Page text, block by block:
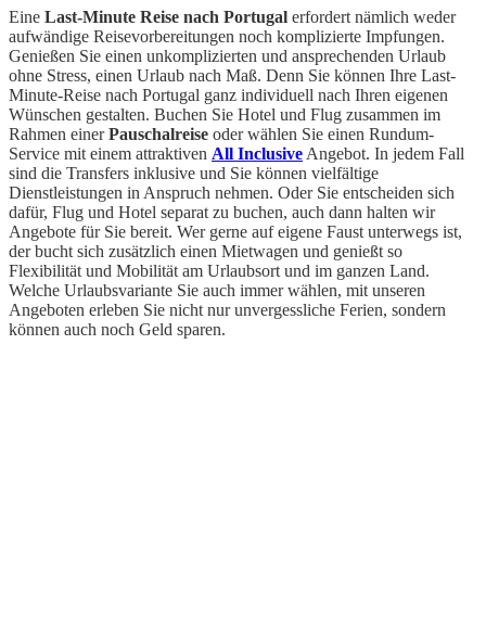
Eine Last-Minute Reise nach Portugal erfordert nämlich weder
aufwändige Reisevorbereitungen noch komplizierte Impfungen.
Genießen Sie einen unkomplizierten und ansprechenden Urlaub
ohne Stress, einen Urlaub nach Maß. Denn Sie können Ihre Last-
Minute-Reise nach Portugal ganz individuell nach Ihren eigenen
Wünschen gestalten. Buchen Sie Hotel und Flug zusammen im
Rahmen einerPauschalreise oder wählen Sie einen Rundum-
Service mit einem attraktiven All Inclusive Angebot. In jedem Fall
sind die Transfers inklusive und Sie können vielfältige
Dienstleistungen in Anspruch nehmen. Oder Sie entscheiden sich
dafür, Flug und Hotel separat zu buchen, auch dann halten wir
Angebote für Sie bereit. Wer gerne auf eigene Faust unterwegs ist,
der bucht sich zusätzlich einen Mietwagen und genießt so
Flexibilität und Mobilität am Urlaubsort und im ganzen Land.
Welche Urlaubsvariante Sie auch immer wählen, mit unseren
Angeboten erleben Sie nicht nur unvergessliche Ferien, sondern
können auch noch Geld sparen.